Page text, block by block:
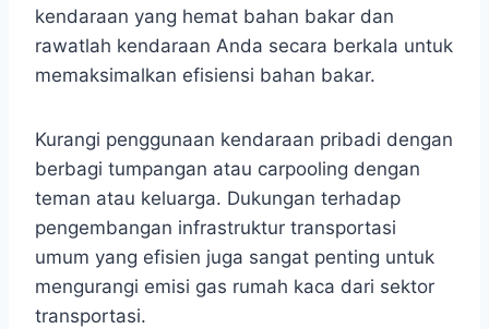
kendaraan yang hemat bahan bakar dan
rawatlah kendaraan Anda secara berkala untuk
memaksimalkan efisiensi bahan bakar.
Kurangi penggunaan kendaraan pribadi dengan
berbagi tumpangan atau carpooling dengan
teman atau keluarga. Dukungan terhadap
pengembangan infrastruktur transportasi
umum yang efisien juga sangat penting untuk
mengurangi emisi gas rumah kaca dari sektor
transportasi.